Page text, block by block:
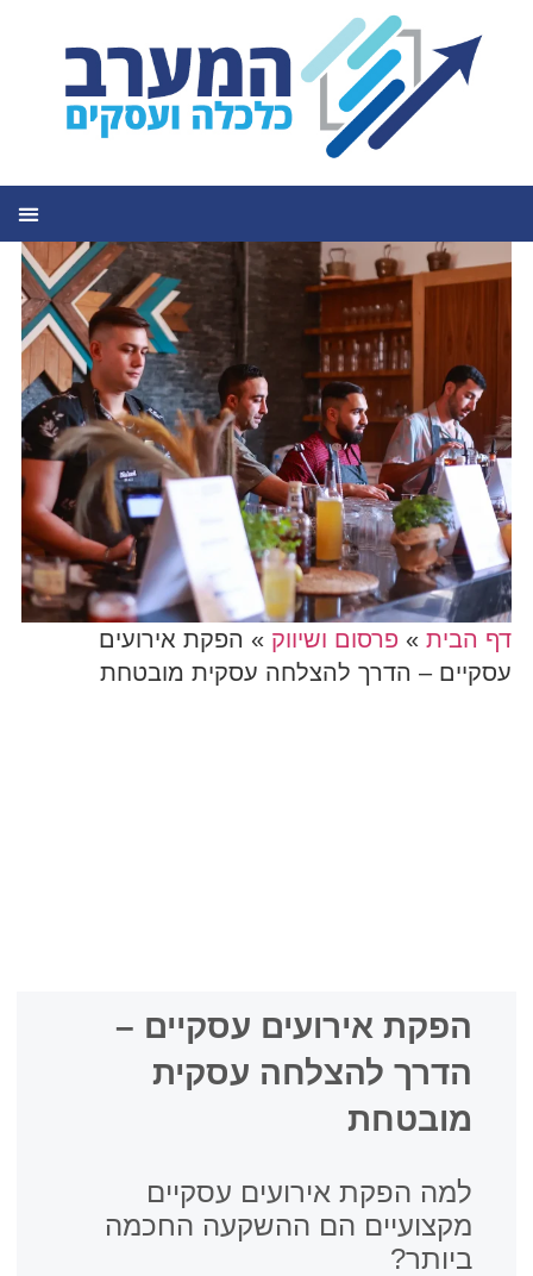
דף הבית » פרסום ושיווק » הפקת אירועים
עסקיים – הדרך להצלחה עסקית מובטחת
הפקת אירועים עסקיים –
הדרך להצלחה עסקית
מובטחת
למה הפקת אירועים עסקיים
מקצועיים הם ההשקעה החכמה
ביותר?